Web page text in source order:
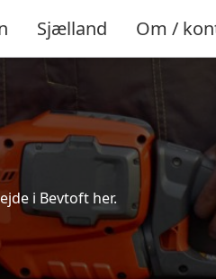
Sjælland Om /
i Bevtoft her.